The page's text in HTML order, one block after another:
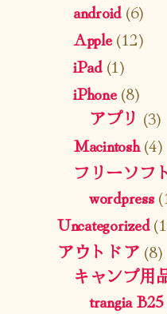
android(6)
Apple(12)
iPad(1)
iPhone(8)
アプリ (3)
Macintosh(4)
フリーソフ
wordpress
Uncategorized
アウトドア (8)
キャンプ用
trangia B25